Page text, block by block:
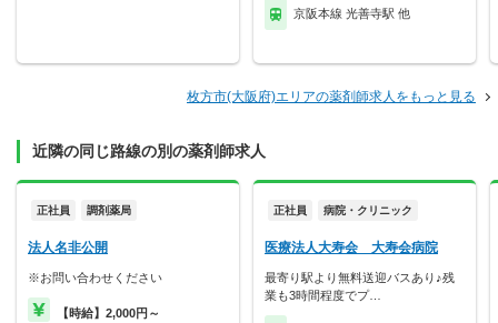
京阪本線 光善寺駅 他
枚方市(大阪府)エリアの薬剤師求人をもっと見る
近隣の同じ路線の別の薬剤師求人
正社員 調剤薬局
法人名非公開
※お問い合わせください
【時給】2,000円～
正社員 病院・クリニック
医療法人大寿会 大寿会病院
最寄り駅より無料送迎バスあり♪残
業も3時間程度でプ…